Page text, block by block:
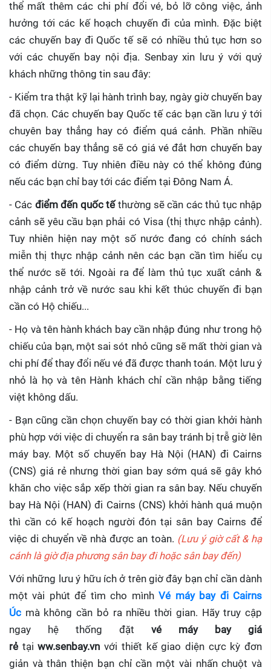
thể mất thêm các chi phí đổi vé, bỏ lỡ công việc, ảnh
hưởng tới các kế hoạch chuyến đi của mình. Đặc biệt
các chuyến bay đi Quốc tế sẽ có nhiều thủ tục hơn so
với các chuyến bay nội địa. Senbay xin lưu ý với quý
khách những thông tin sau đây:
- Kiểm tra thật kỹ lại hành trình bay, ngày giờ chuyến bay
đã chọn. Các chuyến bay Quốc tế các bạn cần lưu ý tới
chuyên bay thẳng hay có điểm quá cảnh. Phần nhiều
các chuyến bay thẳng sẽ có giá vé đắt hơn chuyến bay
có điểm dừng. Tuy nhiên điều này có thể không đúng
nếu các bạn chỉ bay tới các điểm tại Đông Nam Á.
- Các điểm đến quốc tếthường sẽ cần các thủ tục nhập
cảnh sẽ yêu cầu bạn phải có Visa (thị thực nhập cảnh).
Tuy nhiên hiện nay một số nước đang có chính sách
miễn thị thực nhập cảnh nên các bạn cần tìm hiểu cụ
thể nước sẽ tới. Ngoài ra để làm thủ tục xuất cảnh &
nhập cảnh trở về nước sau khi kết thúc chuyến đi bạn
cần có Hộ chiếu...
- Họ và tên hành khách bay cần nhập đúng như trong hộ
chiếu của bạn, một sai sót nhỏ cũng sẽ mất thời gian và
chi phí để thay đổi nếu vé đã được thanh toán. Một lưu ý
nhỏ là họ và tên Hành khách chỉ cần nhập bằng tiếng
việt không dấu.
- Bạn cũng cần chọn chuyến bay có thời gian khởi hành
phù hợp với việc di chuyển ra sân bay tránh bị trễ giờ lên
máy bay. Một số chuyến bay Hà Nội (HAN) đi Cairns
(CNS) giá rẻ nhưng thời gian bay sớm quá sẽ gây khó
khăn cho việc sắp xếp thời gian ra sân bay. Nếu chuyến
bay Hà Nội (HAN) đi Cairns (CNS) khởi hành quá muộn
thì cần có kế hoạch người đón tại sân bay Cairns để
việc di chuyển về nhà được an toàn. (Lưu ý giờ cất & hạ
cánh là giờ địa phương sân bay đi hoặc sân bay đến)
Với những lưu ý hữu ích ở trên giờ đây bạn chỉ cần dành
một vài phút để tìm cho mìnhVé máy bay đi Cairns
Úc mà không cần bỏ ra nhiều thời gian. Hãy truy cập
ngay hệ thống đặt vé máy bay giá
rẻ tạiww.senbay.vn với thiết kế giao diện cực kỳ đơn
giản và thân thiện bạn chỉ cần một vài nhấn chuột và